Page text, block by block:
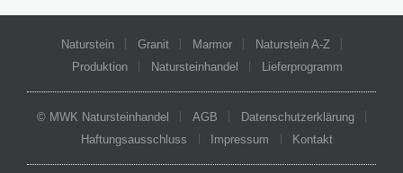
Naturstein Granit Marmor
Naturstein A-Z
Produktion
Natursteinhandel Lieferprogramm
© MWK Natursteinhandel AGB
Datenschutzerklärung
Haftungsausschluss
Impressum Kontakt